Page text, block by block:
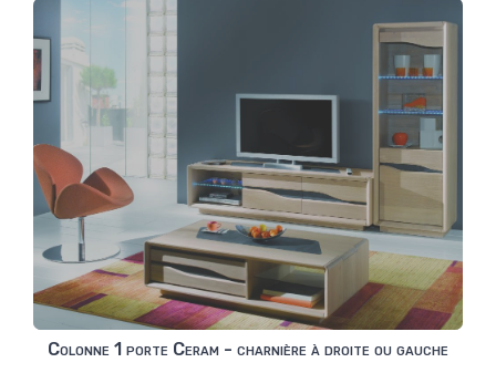
Colonne 1 porte Ceram - charnière à droite ou gauche